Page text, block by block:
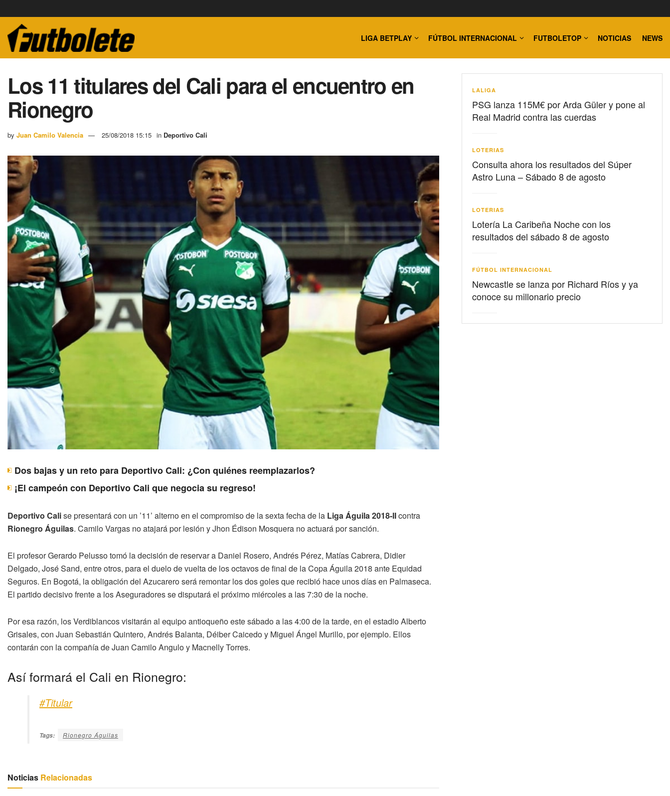
LIGA BETPLAY FÚTBOL INTERNACIONAL FUTBOLETOP NOTICIAS NEWS
Los 11 titulares del Cali para el encuentro en
Rionegro
by Juan Camilo Valencia 25/08/2018 15:15 in Deportivo Cali
Dos bajas y un reto para Deportivo Cali: ¿Con quiénes reemplazarlos?
¡El campeón con Deportivo Cali que negocia su regreso!
Deportivo Calise presentará con un ’11’ alterno en el compromiso de la sexta fecha de la Liga Águila 2018-IIcontra
Rionegro Águilas. Camilo Vargas no atajará por lesión y Jhon Édison Mosquera no actuará por sanción.
El profesor Gerardo Pelusso tomó la decisión de reservar a Daniel Rosero, Andrés Pérez, Matías Cabrera, Didier
Delgado, José Sand, entre otros, para el duelo de vuelta de los octavos de final de la Copa Águila 2018 ante Equidad
Seguros. En Bogotá, la obligación del Azucarero será remontar los dos goles que recibió hace unos días en Palmaseca.
El partido decisivo frente a los Aseguradores se disputará el próximo miércoles a las 7:30 de la noche.
Por esa razón, los Verdiblancos visitarán al equipo antioqueño este sábado a las 4:00 de la tarde, en el estadio Alberto
Grisales, con Juan Sebastián Quintero, Andrés Balanta, Déiber Caicedo y Miguel Ángel Murillo, por ejemplo. Ellos
contarán con la compañía de Juan Camilo Angulo y Macnelly Torres.
Así formará el Cali en Rionegro:
#Titular
Tags: Rionegro Águilas
Noticias Relacionadas
LALIGA
PSG lanza 115M€ por Arda Güler y pone al
Real Madrid contra las cuerdas
LOTERIAS
Consulta ahora los resultados del Súper
Astro Luna – Sábado 8 de agosto
LOTERIAS
Lotería La Caribeña Noche con los
resultados del sábado 8 de agosto
FÚTBOL INTERNACIONAL
Newcastle se lanza por Richard Ríos y ya
conoce su millonario precio